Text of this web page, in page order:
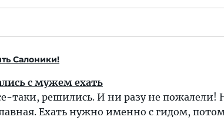
Салоники!
с мужем ехать
таки, решились. И ни разу не пожалели!
Ехать нужно именно с гидом,